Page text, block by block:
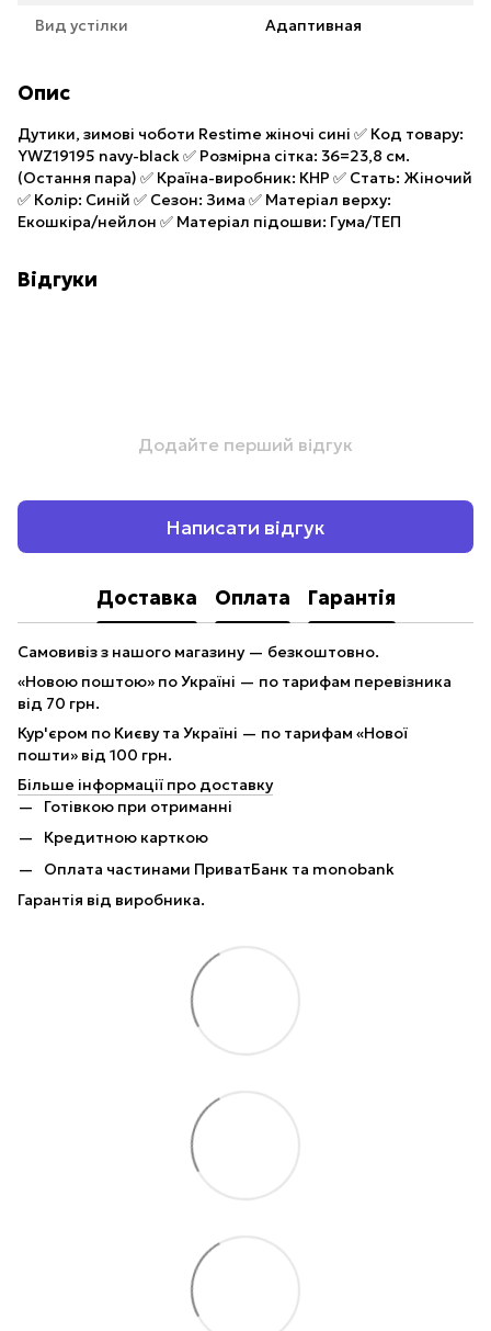
Вид устілки Адаптивная
Опис
Дутики, зимові чоботи Restime жіночі сині ✅ Код товару:
YWZ19195 navy-black ✅ Розмірна сітка: 36=23,8 см.
(Остання пара) ✅ Країна-виробник: КНР ✅ Стать: Жіночий
✅ Колір: Синій ✅ Сезон: Зима ✅ Матеріал верху:
Екошкіра/нейлон ✅ Матеріал підошви: Гума/ТЕП
Відгуки
Додайте перший відгук
Написати відгук
Доставка Оплата Гарантія
Самовивіз з нашого магазину — безкоштовно.
«Новою поштою» по Україні — по тарифам перевізника
від 70 грн.
Кур'єром по Києву та Україні — по тарифам «Нової
пошти» від 100 грн.
Більше інформації про доставку
Готівкою при отриманні
Кредитною карткою
Оплата частинами ПриватБанк та monobank
Гарантія від виробника.